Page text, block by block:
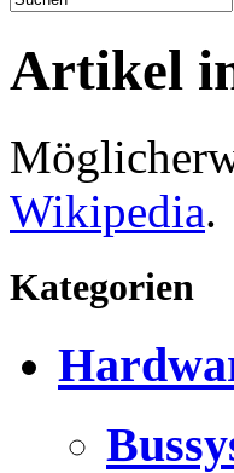
Artikel
Wikipedia.
Kategorien